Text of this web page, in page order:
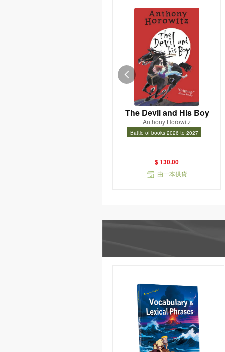
The Devil and His Boy
Anthony Horowitz
Battle of books 2026 to 2027
$ 130.00
由一本供貨